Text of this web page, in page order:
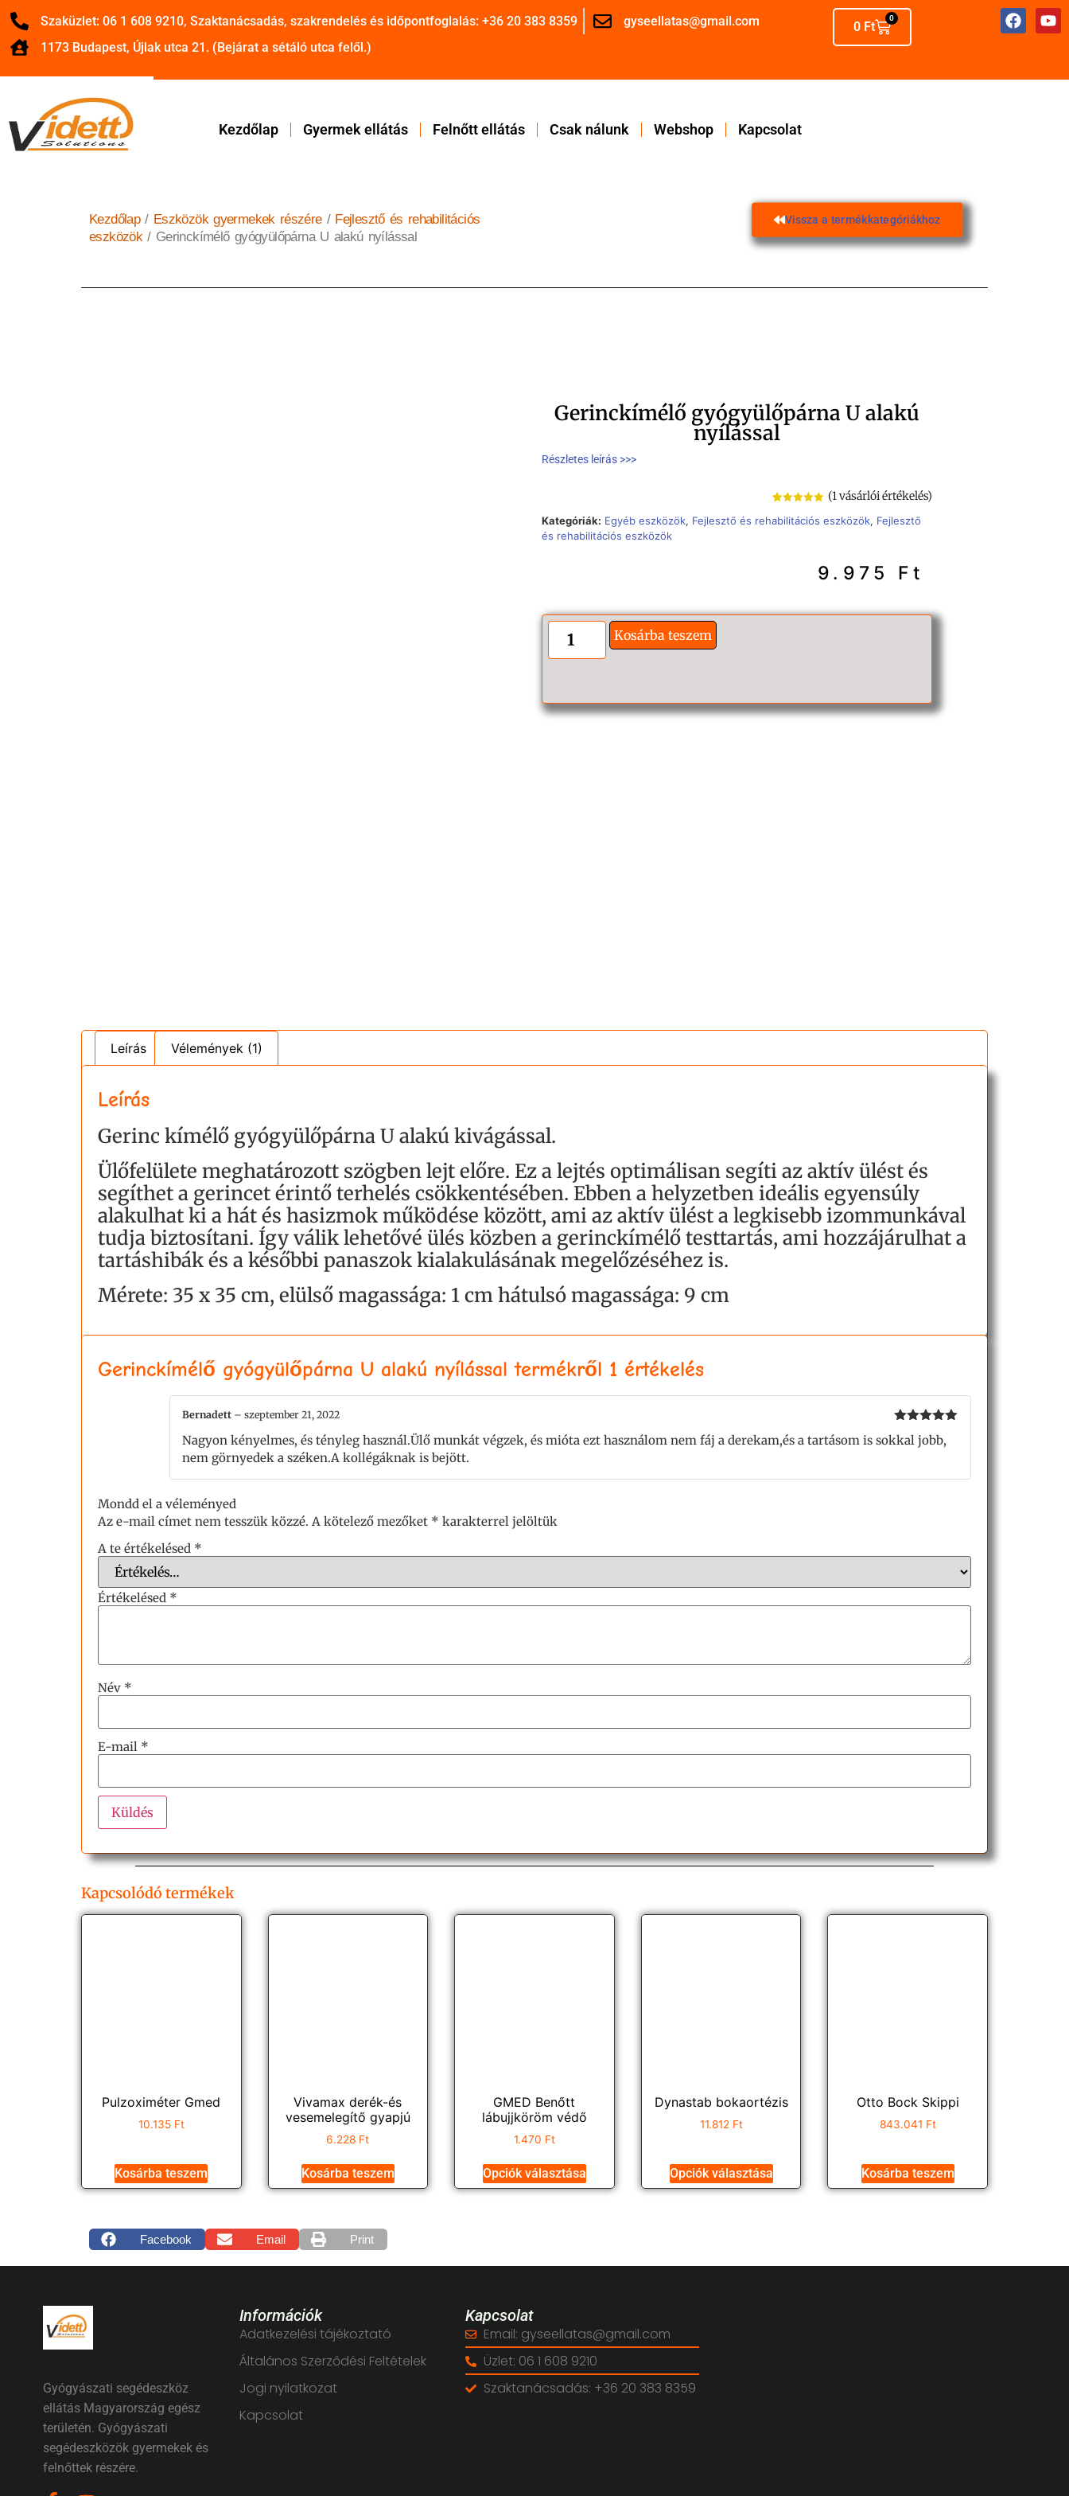
Szaküzlet: 06 1 608 9210, Szaktanácsadás, szakrendelés és időpontfoglalás: +36 20 383 8359
gyseellatas@gmail.com
1173 Budapest, Újlak utca 21. (Bejárat a sétáló utca felől.)
0 Ft
0
Kezdőlap Gyermek ellátás Felnőtt ellátás Csak nálunk Webshop Kapcsolat
Kezdőlap/ Eszközök gyermekek részére/ Fejlesztő és rehabilitációs
eszközök/ Gerinckímélő gyógyülőpárna U alakú nyílással
Vissza a termékkategóriákhoz
Gerinckímélő gyógyülőpárna U alakú
nyílással
Részletes leírás >>>
5.00az 5-
(1vásárlói értékelés)
Kategóriák: Egyéb eszközök, Fejlesztő és rehabilitációs eszközök, Fejlesztő
és rehabilitációs eszközök
9.975 Ft
Kosárba teszem
Leírás Vélemények (1)
Leírás
Gerinc kímélő gyógyülőpárna U alakú kivágással.
Ülőfelülete meghatározott szögben lejt előre. Ez a lejtés optimálisan segíti az aktív ülést és
segíthet a gerincet érintő terhelés csökkentésében. Ebben a helyzetben ideális egyensúly
alakulhat ki a hát és hasizmok működése között, ami az aktív ülést a legkisebb izommunkával
tudja biztosítani. Így válik lehetővé ülés közben a gerinckímélő testtartás, ami hozzájárulhat a
tartáshibák és a későbbi panaszok kialakulásának megelőzéséhez is.
Mérete: 35 x 35 cm, elülső magassága: 1 cm hátulsó magassága: 9 cm
Gerinckímélő gyógyülőpárna U alakú nyílással termékről 1 értékelés
Értékelés:
5/ 5
Bernadett – szeptember 21, 2022
Nagyon kényelmes, és tényleg használ.Ülő munkát végzek, és mióta ezt használom nem fáj a derekam,és a tartásom is sokkal jobb,
nem görnyedek a széken.A kollégáknak is bejött.
Mondd el a véleményed
Az e-mail címet nem tesszük közzé. A kötelező mezőket * karakterrel jelöltük
A te értékelésed *
Értékelésed *
Név *
E-mail *
Kapcsolódó termékek
Pulzoximéter Gmed
10.135 Ft
Kosárba teszem
Vivamax derék-és
vesemelegítő gyapjú
6.228 Ft
Kosárba teszem
GMED Benőtt
lábujjköröm védő
1.470 Ft
Opciók választása
Dynastab bokaortézis
11.812 Ft
Opciók választása
Otto Bock Skippi
843.041 Ft
Kosárba teszem
Facebook Email Print
Gyógyászati segédeszköz
ellátás Magyarország egész
területén. Gyógyászati
segédeszközök gyermekek és
felnőttek részére.
Információk
Adatkezelési tájékoztató
Általános Szerződési Feltételek
Jogi nyilatkozat
Kapcsolat
Kapcsolat
Email: gyseellatas@gmail.com
Üzlet: 06 1 608 9210
Szaktanácsadás: +36 20 383 8359